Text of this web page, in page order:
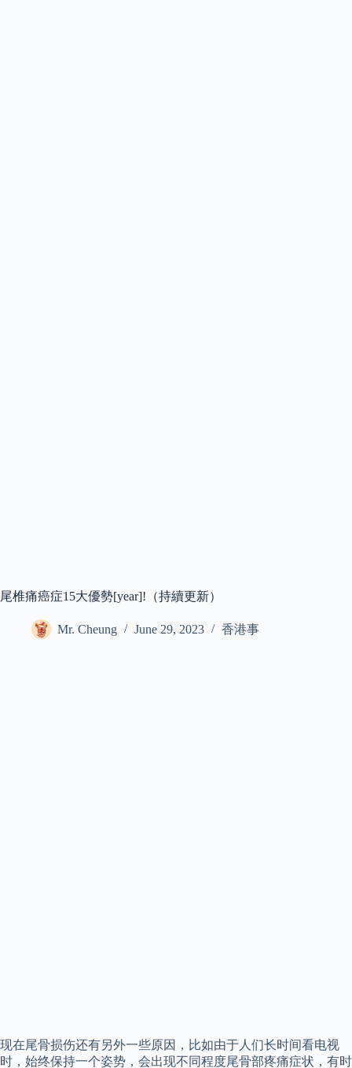
尾椎痛癌症15大優勢[year]!（持續更新）
Mr. Cheung June 29, 2023 香港事
现在尾骨损伤还有另外一些原因，比如由于人们长时间看电视
时，始终保持一个姿势，会出现不同程度尾骨部疼痛症状，有时